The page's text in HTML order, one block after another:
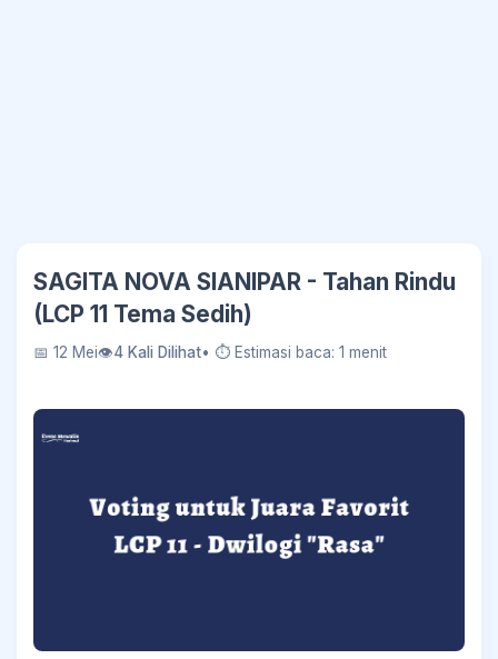
SAGITA NOVA SIANIPAR - Tahan Rindu
(LCP 11 Tema Sedih)
📅 12 Mei👁4 Kali Dilihat• ⏱ Estimasi baca: 1 menit